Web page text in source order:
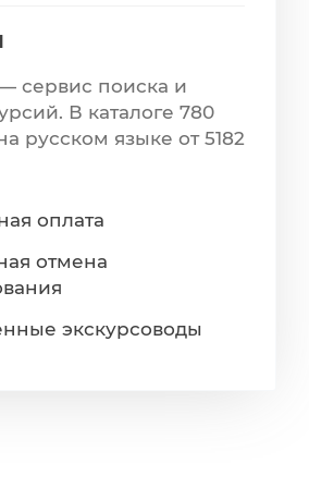
сервис поиска и
В каталоге 780
русском языке от 5182
оплата
отмена
экскурсоводы